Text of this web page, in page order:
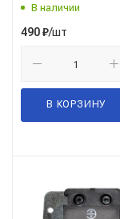
В наличии
490₽/шт
В КОРЗИНУ